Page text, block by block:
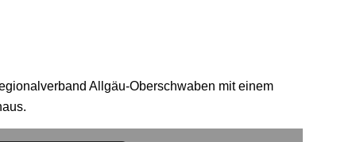
Allgäu-Oberschwaben mit einem